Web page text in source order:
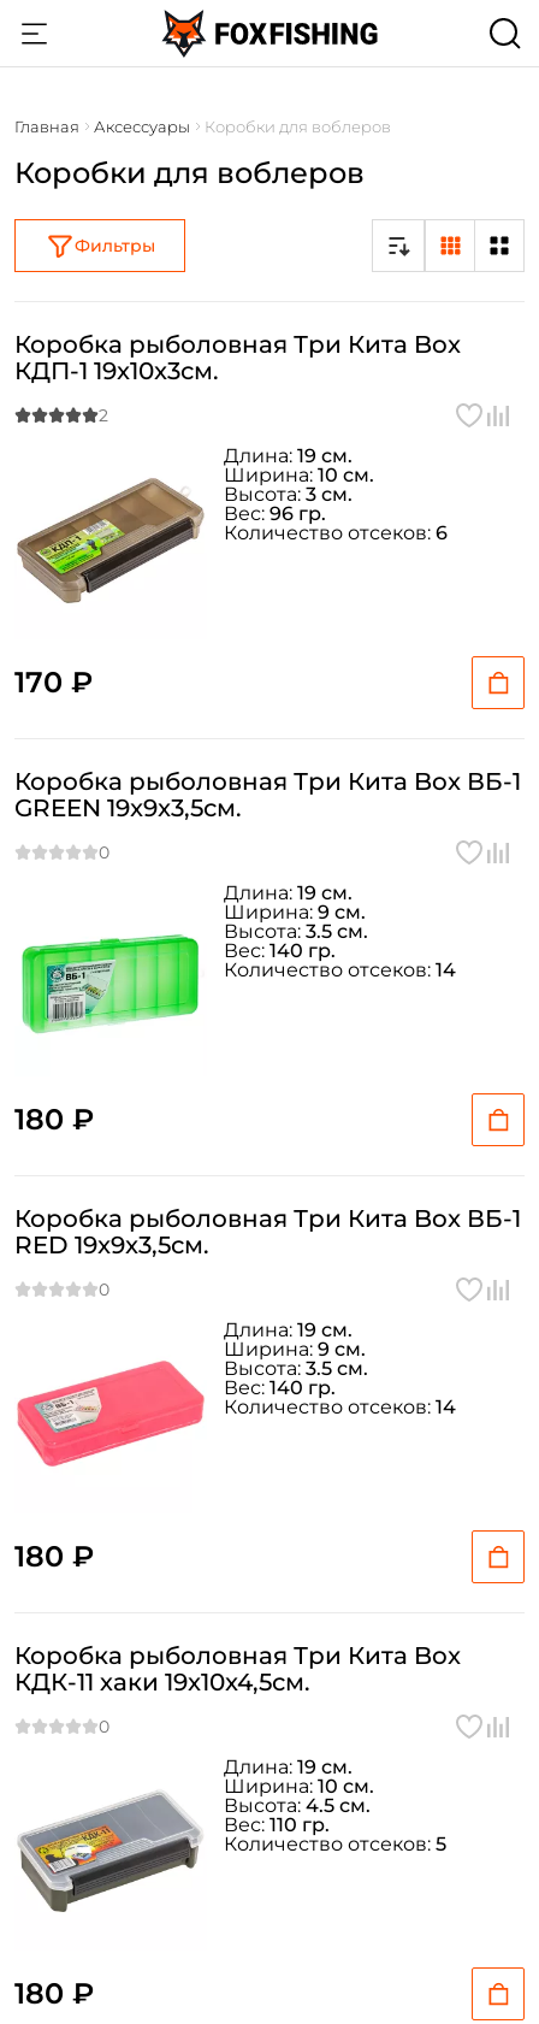
Главная Аксессуары Коробки для воблеров
Коробки для воблеров
Фильтры
Коробка рыболовная Три Кита Box
КДП-1 19x10x3см.
170 ₽
Длина: 19 см.
Ширина: 10 см.
Высота: 3 см.
Вес: 96 гр.
Количество отсеков: 6
Коробка рыболовная Три Кита Box ВБ-1
GREEN 19x9x3,5см.
180 ₽
Длина: 19 см.
Ширина: 9 см.
Высота: 3.5 см.
Вес: 140 гр.
Количество отсеков: 14
Коробка рыболовная Три Кита Box ВБ-1
RED 19x9x3,5см.
180 ₽
Длина: 19 см.
Ширина: 9 см.
Высота: 3.5 см.
Вес: 140 гр.
Количество отсеков: 14
Коробка рыболовная Три Кита Box
КДК-11 хаки 19x10x4,5см.
180 ₽
Длина: 19 см.
Ширина: 10 см.
Высота: 4.5 см.
Вес: 110 гр.
Количество отсеков: 5